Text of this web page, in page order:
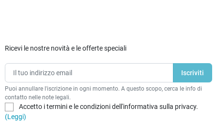
Ricevi le nostre novità e le offerte speciali
Puoi annullare l'iscrizione in ogni momento. A questo scopo, cerca le info di
contatto nelle note legali.
Accetto i termini e le condizioni dell'informativa sulla privacy.
(Leggi)